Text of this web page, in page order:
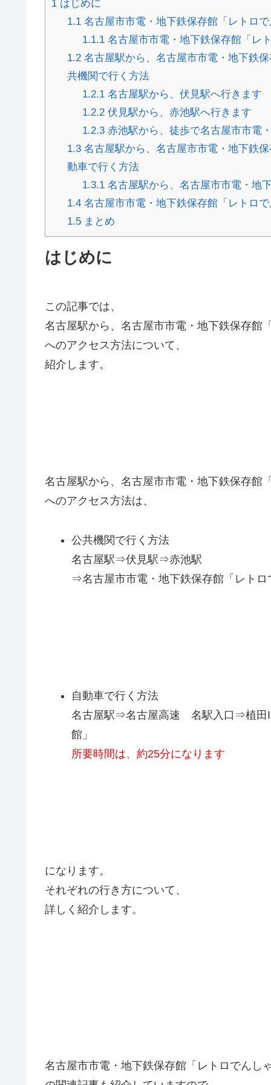
1 はじめに
1.1名古屋市市電・地下鉄保存館「レトロ
1.1.1 名古屋市市電・地下鉄保存館「レ
1.2名古屋駅から、名古屋市市電・地下鉄
共機関で行く方法
1.2.1 名古屋駅から、伏見駅へ行きます
1.2.2 伏見駅から、赤池駅へ行きます
1.2.3 赤池駅から、徒歩で名古屋市市電
1.3名古屋駅から、名古屋市市電・地下鉄
動車で行く方法
1.3.1 名古屋駅から、名古屋市市電・地
1.4名古屋市市電・地下鉄保存館「レトロ
1.5まとめ
はじめに
この記事では、
名古屋駅から、名古屋市市電・地下鉄保存館
へのアクセス方法について、
紹介します。
名古屋駅から、名古屋市市電・地下鉄保存館
へのアクセス方法は、
公共機関で行く方法
名古屋駅⇒伏見駅⇒赤池駅
⇒名古屋市市電・地下鉄保存館「レト
自動車で行く方法
名古屋駅⇒名古屋高速 名駅入口⇒植田
館」
所要時間は、約25分になります
になります。
それぞれの行き方について、
詳しく紹介します。
名古屋市市電・地下鉄保存館「レトロでんし